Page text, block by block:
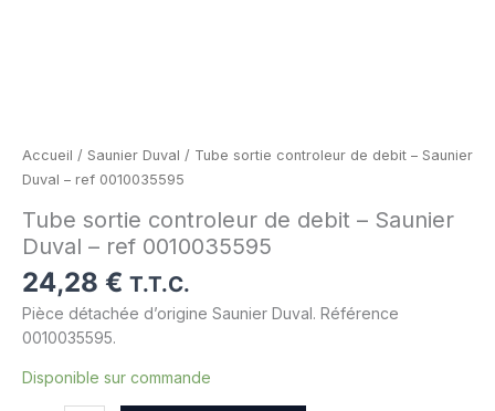
Accueil / Saunier Duval / Tube sortie controleur de debit – Saunier
Duval – ref 0010035595
Tube sortie controleur de debit – Saunier
Duval – ref 0010035595
24,28 € T.T.C.
Pièce détachée d’origine Saunier Duval. Référence
0010035595.
Disponible sur commande